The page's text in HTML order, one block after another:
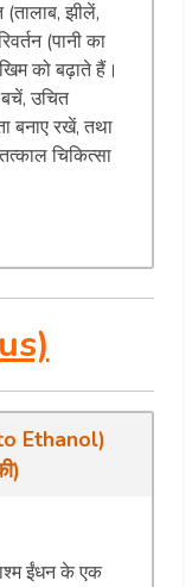
(तालाब, झीलें,
(पानी का
को बढ़ाते हैं।
उचित
बनाए रखें, तथा
चिकित्सा
Ethanol)
ईंधन के एक